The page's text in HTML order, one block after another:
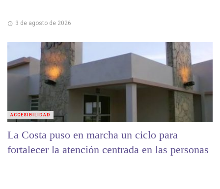
3 de agosto de 2026
La Costa puso en marcha un ciclo para
fortalecer la atención centrada en las personas
ACCESIBILIDAD